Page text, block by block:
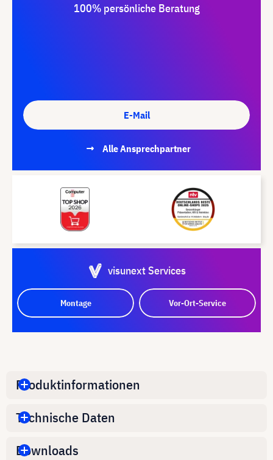
100% persönliche Beratung
E-Mail
Alle Ansprechpartner
visunext Services
Montage Vor-Ort-Service
Produktinformationen
Technische Daten
Downloads